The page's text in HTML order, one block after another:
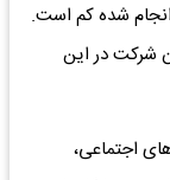
شده کم است.
شرکت در این
اجتماعی،